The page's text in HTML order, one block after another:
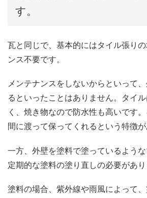
す。
瓦と同じで、基本的にはタイル張り
ンス不要です。
メンテナンスをしないからといって
るといったことはありません。タイ
く、焼き物なので防水性も高いです
間に渡って保ってくれるという特徴が
一方、外壁を塗料で塗っているような
定期的な塗料の塗り直しの必要があり
塗料の場合、紫外線や雨風によって